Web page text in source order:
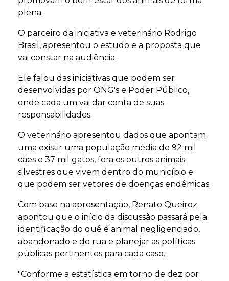
plena.
O parceiro da iniciativa e veterinário Rodrigo
Brasil, apresentou o estudo e a proposta que
vai constar na audiência.
Ele falou das iniciativas que podem ser
desenvolvidas por ONG's e Poder Público,
onde cada um vai dar conta de suas
responsabilidades.
O veterinário apresentou dados que apontam
uma existir uma população média de 92 mil
cães e 37 mil gatos, fora os outros animais
silvestres que vivem dentro do município e
que podem ser vetores de doenças endêmicas.
Com base na apresentação, Renato Queiroz
apontou que o início da discussão passará pela
identificação do quê é animal negligenciado,
abandonado e de rua e planejar as políticas
públicas pertinentes para cada caso.
"Conforme a estatística em torno de dez por